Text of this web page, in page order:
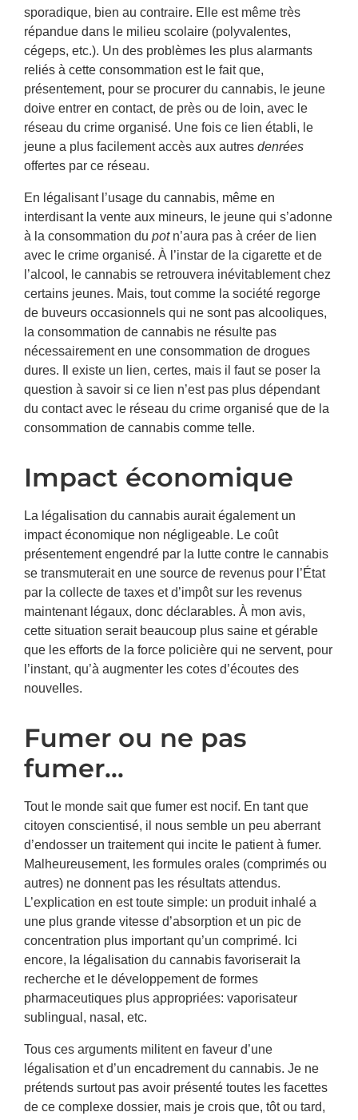
sporadique, bien au contraire. Elle est même très
répandue dans le milieu scolaire (polyvalentes,
cégeps, etc.). Un des problèmes les plus alarmants
reliés à cette consommation est le fait que,
présentement, pour se procurer du cannabis, le jeune
doive entrer en contact, de près ou de loin, avec le
réseau du crime organisé. Une fois ce lien établi, le
jeune a plus facilement accès aux autresdenrées
offertes par ce réseau.
En légalisant l’usage du cannabis, même en
interdisant la vente aux mineurs, le jeune qui s’adonne
à la consommation du potn’aura pas à créer de lien
avec le crime organisé. À l’instar de la cigarette et de
l’alcool, le cannabis se retrouvera inévitablement chez
certains jeunes. Mais, tout comme la société regorge
de buveurs occasionnels qui ne sont pas alcooliques,
la consommation de cannabis ne résulte pas
nécessairement en une consommation de drogues
dures. Il existe un lien, certes, mais il faut se poser la
question à savoir si ce lien n’est pas plus dépendant
du contact avec le réseau du crime organisé que de la
consommation de cannabis comme telle.
Impact économique
La légalisation du cannabis aurait également un
impact économique non négligeable. Le coût
présentement engendré par la lutte contre le cannabis
se transmuterait en une source de revenus pour l’État
par la collecte de taxes et d’impôt sur les revenus
maintenant légaux, donc déclarables. À mon avis,
cette situation serait beaucoup plus saine et gérable
que les efforts de la force policière qui ne servent, pour
l’instant, qu’à augmenter les cotes d’écoutes des
nouvelles.
Fumer ou ne pas
fumer…
Tout le monde sait que fumer est nocif. En tant que
citoyen conscientisé, il nous semble un peu aberrant
d’endosser un traitement qui incite le patient à fumer.
Malheureusement, les formules orales (comprimés ou
autres) ne donnent pas les résultats attendus.
L’explication en est toute simple: un produit inhalé a
une plus grande vitesse d’absorption et un pic de
concentration plus important qu’un comprimé. Ici
encore, la légalisation du cannabis favoriserait la
recherche et le développement de formes
pharmaceutiques plus appropriées: vaporisateur
sublingual, nasal, etc.
Tous ces arguments militent en faveur d’une
légalisation et d’un encadrement du cannabis. Je ne
prétends surtout pas avoir présenté toutes les facettes
de ce complexe dossier, mais je crois que, tôt ou tard,